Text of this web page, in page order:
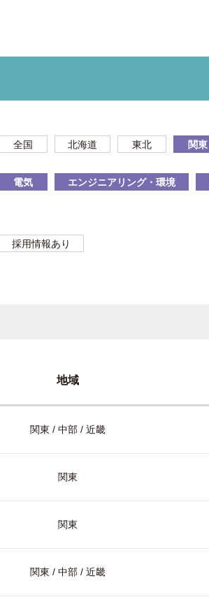
全国 北海道 東北 関東
電気 エンジニアリング・環境
採用情報あり
地域
関東 / 中部 / 近畿
関東
関東
関東 / 中部 / 近畿